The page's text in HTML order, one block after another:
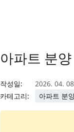
아파트 분
작성일:
2026. 04.
카테고리:
아파트 분